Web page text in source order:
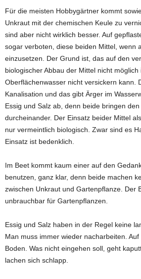
Für die meisten Hobbygärtner kommt
Unkraut mit der chemischen Keule zu
sind aber nicht wirklich besser. Auf
sogar verboten, diese beiden Mittel, wenn
einzusetzen. Der Grund ist, das auf den
biologischer Abbau der Mittel nicht möglich
Oberflächenwasser nicht versickern kann.
Kanalisation und das gibt Ärger im
Essig und Salz ab, denn beide bringen
durcheinander. Der Einsatz beider Mittel
nur vermeintlich biologisch. Zwar sind es
Einsatz ist bedenklich.
Im Beet kommt kaum einer auf den
benutzen, ganz klar, denn beide machen
zwischen Unkraut und Gartenpflanze. Der
unbrauchbar für Gartenpflanzen.
Essig und Salz haben in der Regel keine
Man muss immer wieder nacharbeiten.
Boden. Was nicht eingehen soll, geht
lachen sich schlapp.